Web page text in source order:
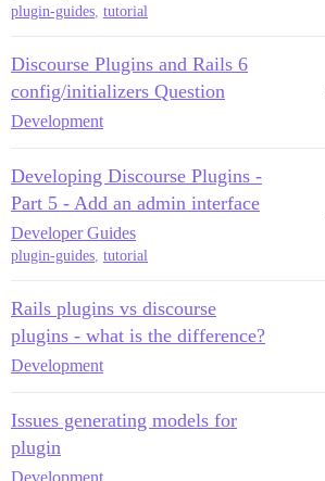
plugin-guides, tutorial
Discourse Plugins and Rails 6
config/initializers Question
Development
Developing Discourse Plugins -
Part 5 - Add an admin interface
Developer Guides
plugin-guides, tutorial
Rails plugins vs discourse
plugins - what is the difference?
Development
Issues generating models for
plugin